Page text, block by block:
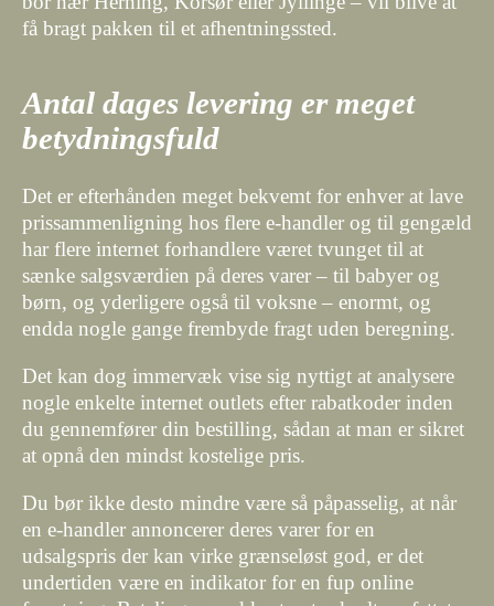
få bragt pakken til et afhentningssted.
Antal dages levering er meget
betydningsfuld
Det er efterhånden meget bekvemt for enhver at lave
prissammenligning hos flere e-handler og til gengæld
har flere internet forhandlere været tvunget til at
sænke salgsværdien på deres varer – til babyer og
børn, og yderligere også til voksne – enormt, og
endda nogle gange frembyde fragt uden beregning.
Det kan dog immervæk vise sig nyttigt at analysere
nogle enkelte internet outlets efter rabatkoder inden
du gennemfører din bestilling, sådan at man er sikret
at opnå den mindst kostelige pris.
Du bør ikke desto mindre være så påpasselig, at når
en e-handler annoncerer deres varer for en
udsalgspris der kan virke grænseløst god, er det
undertiden være en indikator for en fup online